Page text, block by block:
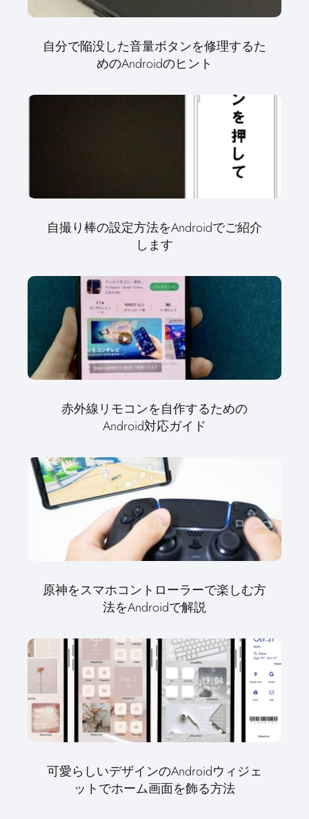
自分で陥没した音量ボタンを修理するた
めのAndroidのヒント
自撮り棒の設定方法をAndroidでご紹介
します
赤外線リモコンを自作するための
Android対応ガイド
原神をスマホコントローラーで楽しむ方
法をAndroidで解説
可愛らしいデザインのAndroidウィジェ
ットでホーム画面を飾る方法